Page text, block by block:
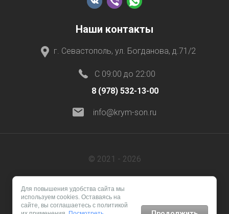
Наши контакты
г. Севастополь, ул. Богданова, д.71/2
C 09:00 до 22:00
8 (978) 532-13-00
info@krym-son.ru
© 2021 - 2026
Для повышения удобства сайта мы
используем cookies. Оставаясь на
сайте, вы соглашаетесь с политикой